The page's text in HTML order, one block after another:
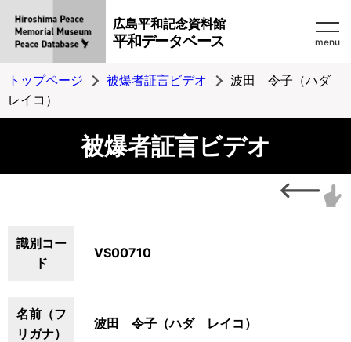
広島平和記念資料館
平和データベース menu
トップページ 被爆者証言ビデオ
波田 令子（ハダ
レイコ）
被爆者証言ビデオ
識別コー
ド
VS00710
名前（フ
リガナ）
波田 令子（ハダ レイコ）